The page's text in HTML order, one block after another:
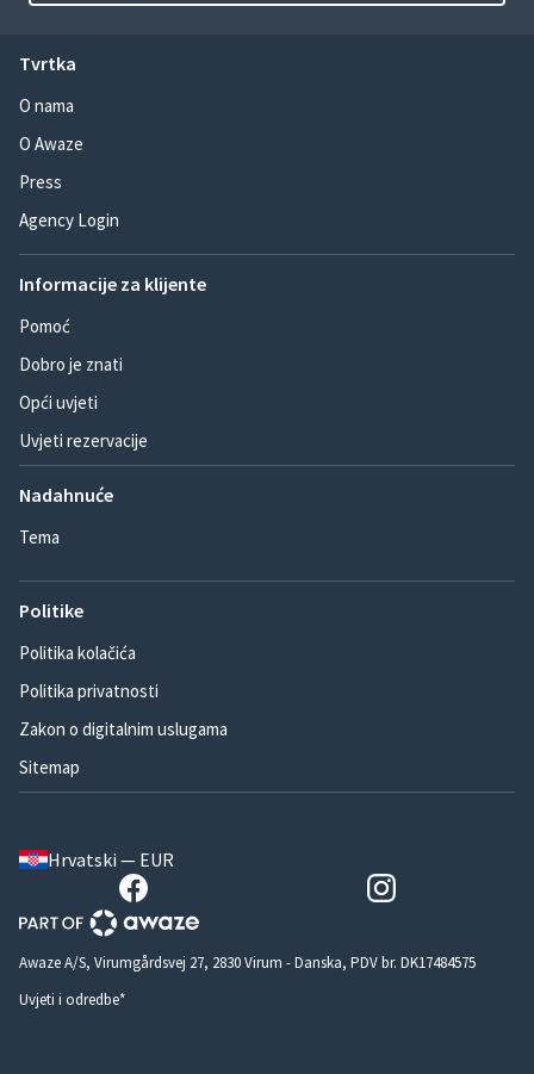
Tvrtka
O nama
O Awaze
Press
Agency Login
Informacije za klijente
Pomoć
Dobro je znati
Opći uvjeti
Uvjeti rezervacije
Nadahnuće
Tema
Politike
Politika kolačića
Politika privatnosti
Zakon o digitalnim uslugama
Sitemap
Hrvatski — EUR
Awaze A/S, Virumgårdsvej 27, 2830 Virum - Danska, PDV br. DK17484575
Uvjeti i odredbe*